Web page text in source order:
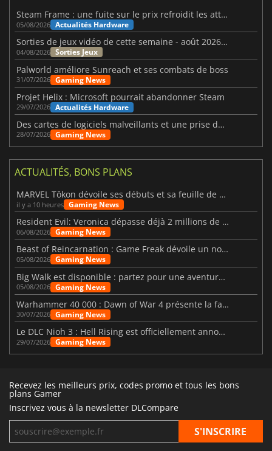
Steam Frame : une fuite sur le prix refroidit les attentes VR
05/08/2026 Actualités Hardware
Sorties de jeux vidéo de cette semaine - août 2026 (semaine 32)
04/08/2026 Sorties Jeux
Palworld améliore Sunreach et ses combats de boss
31/07/2026 Gaming News
Projet Helix : Microsoft pourrait abandonner Steam
29/07/2026 Actualités Hardware
Des cartes de logiciels malveillants et une prise de contrôle de Discord ont touché Meccha Chameleon
28/07/2026 Gaming News
ACTUALITÉS, BONS PLANS
MARVEL Tōkon dévoile ses débuts et sa feuille de route
il y a 10 heures Gaming News
Resident Evil: Veronica dépasse déjà 2 millions de wishlists
06/08/2026 Gaming News
Beast of Reincarnation : Game Freak dévoile un nouveau pari
05/08/2026 Gaming News
Big Walk est disponible : partez pour une aventure entre amis
05/08/2026 Gaming News
Warhammer 40 000 : Dawn of War 4 présente la faction des Nécrons
30/07/2026 Gaming News
Le DLC Nioh 3 : Hell Rising est officiellement annoncé
29/07/2026 Gaming News
Recevez les meilleurs prix, codes promo et tous les bons
plans Gamer
Inscrivez vous à la newsletter DLCompare